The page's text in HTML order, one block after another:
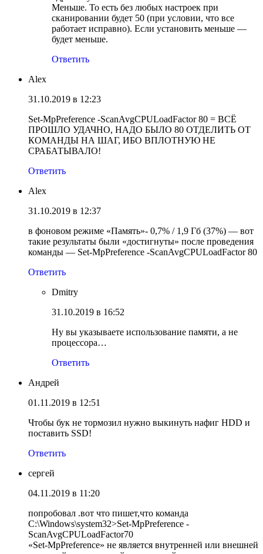
Меньше. То есть без любых настроек при
сканировании будет 50 (при условии, что все
работает исправно). Если установить меньше —
будет меньше.
Ответить
Alex
31.10.2019 в 12:23
Set-MpPreference -ScanAvgCPULoadFactor 80 = ВСЁ
ПРОШЛО УДАЧНО, НАДО БЫЛО 80 ОТДЕЛИТЬ ОТ
КОМАНДЫ НА ШАГ, ИБО ВПЛОТНУЮ НЕ
СРАБАТЫВАЛО!
Ответить
Alex
31.10.2019 в 12:37
в фоновом режиме «Память»- 0,7% / 1,9 Гб (37%) — вот
такие результаты были «достигнуты» после проведения
команды — Set-MpPreference -ScanAvgCPULoadFactor 80
Ответить
Dmitry
31.10.2019 в 16:52
Ну вы указываете использование памяти, а не
процессора…
Ответить
Андрей
01.11.2019 в 12:51
Чтобы бук не тормозил нужно выкинуть нафиг HDD и
поставить SSD!
Ответить
сергей
04.11.2019 в 11:20
попробовал .вот что пишет,что команда
C:\Windows\system32>Set-MpPreference -
ScanAvgCPULoadFactor70
«Set-MpPreference» не является внутренней или внешней